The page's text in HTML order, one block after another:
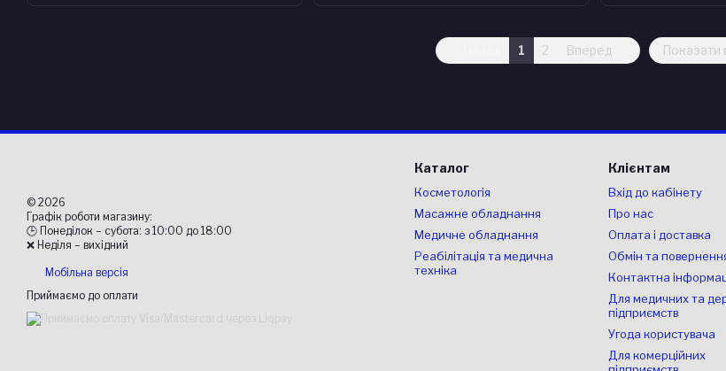
1 2 Вперед Показати
© 2026
Графік роботи магазину:
🕒 Понеділок – субота: з 10:00 до 18:00
❌ Неділя – вихідний
Мобільна версія
Приймаємо до оплати
Каталог
Косметологія
Масажне обладнання
Медичне обладнання
Реабілітація та медична
техніка
Клієнтам
Вхід до кабінету
Про нас
Оплата і доставка
Обмін та
Контактна
Для медичних та
підприємств
Угода користувача
Для комерційних